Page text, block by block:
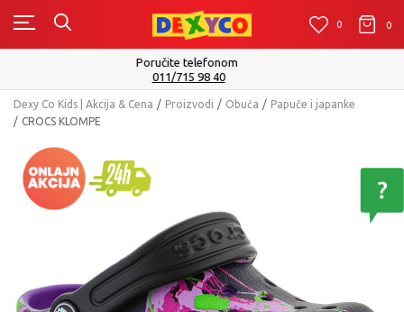
0 0 0
Isporuku možete očekivati u roku od 2 do 4 radna dana!
Pogledaj više
Dexy Co Kids | Akcija & Cena Proizvodi Obuća
Papuče i japanke
CROCS KLOMPE